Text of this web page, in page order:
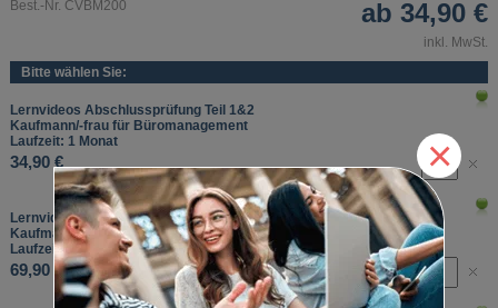
Best.-Nr. CVBM200 ab34,90 €
inkl. MwSt.
Bitte wählen Sie:
Lernvideos Abschlussprüfung Teil 1&2
Kaufmann/-frau für Büromanagement
Laufzeit: 1 Monat
34,90 €
Lernvideos Abschlussprüfung Teil 1&2
Kaufmann/-frau für Büromanagement
Laufzeit: 3 Monate
69,90 €
×